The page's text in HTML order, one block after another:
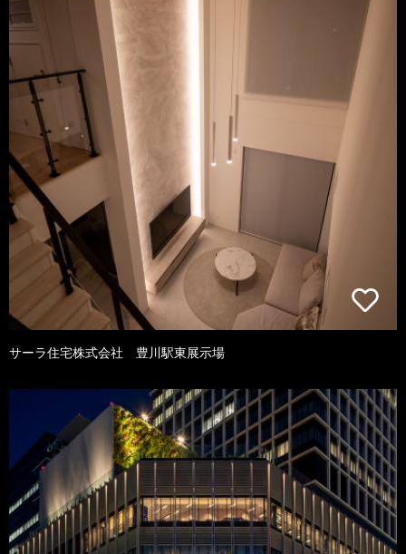
サーラ住宅株式会社 豊川駅東展示場